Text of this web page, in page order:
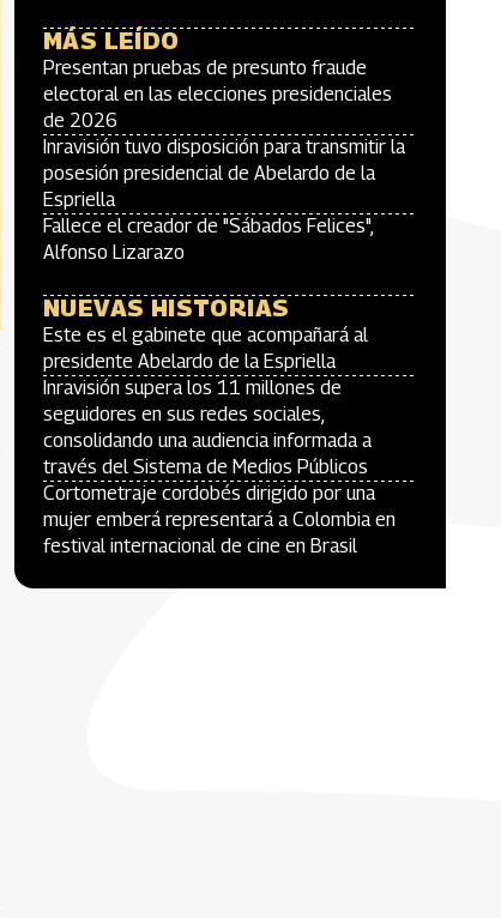
MÁS LEÍDO
Presentan pruebas de presunto fraude
electoral en las elecciones presidenciales
de 2026
Inravisión tuvo disposición para transmitir la
posesión presidencial de Abelardo de la
Espriella
Fallece el creador de "Sábados Felices",
Alfonso Lizarazo
NUEVAS HISTORIAS
Este es el gabinete que acompañará al
presidente Abelardo de la Espriella
Inravisión supera los 11 millones de
seguidores en sus redes sociales,
consolidando una audiencia informada a
través del Sistema de Medios Públicos
Cortometraje cordobés dirigido por una
mujer emberá representará a Colombia en
festival internacional de cine en Brasil